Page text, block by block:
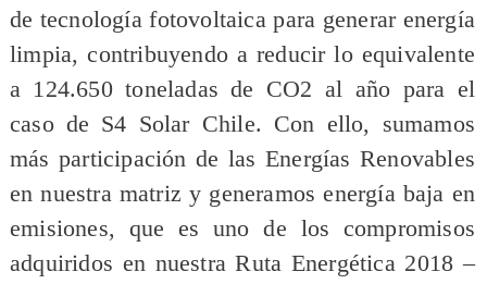
de tecnología fotovoltaica para generar energía
limpia, contribuyendo a reducir lo equivalente
a 124.650 toneladas de CO2 al año para el
caso de S4 Solar Chile. Con ello, sumamos
más participación de las Energías Renovables
en nuestra matriz y generamos energía baja en
emisiones, que es uno de los compromisos
adquiridos en nuestra Ruta Energética 2018 –